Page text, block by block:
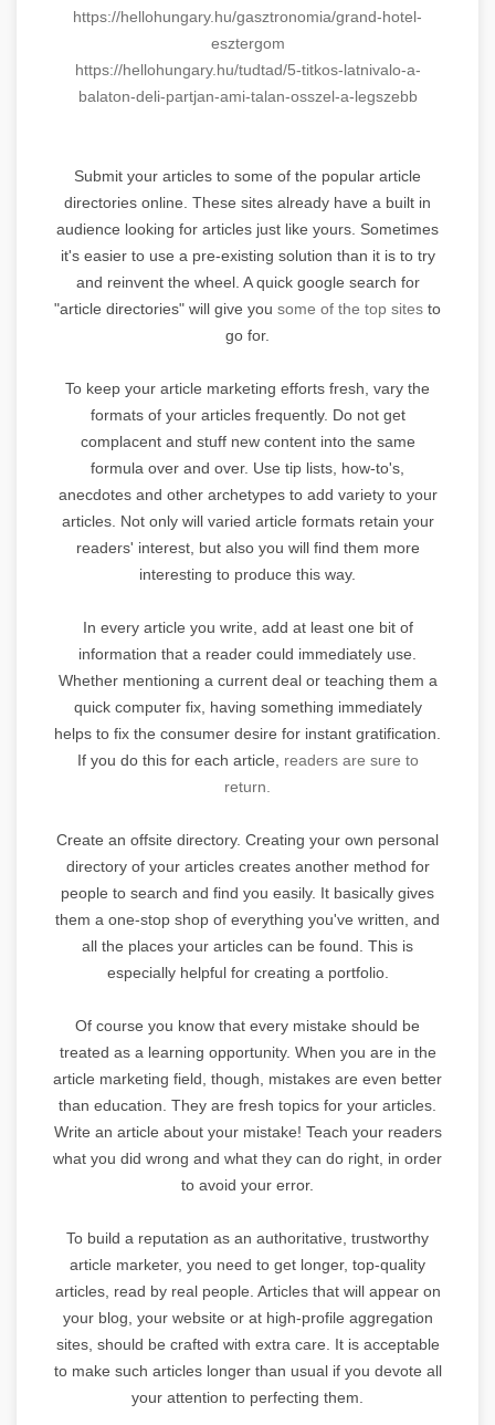
https://hellohungary.hu/gasztronomia/grand-hotel-
esztergom
https://hellohungary.hu/tudtad/5-titkos-latnivalo-a-
balaton-deli-partjan-ami-talan-osszel-a-legszebb
Submit your articles to some of the popular article
directories online. These sites already have a built in
audience looking for articles just like yours. Sometimes
it's easier to use a pre-existing solution than it is to try
and reinvent the wheel. A quick google search for
"article directories" will give you some of the top sites to
go for.
To keep your article marketing efforts fresh, vary the
formats of your articles frequently. Do not get
complacent and stuff new content into the same
formula over and over. Use tip lists, how-to's,
anecdotes and other archetypes to add variety to your
articles. Not only will varied article formats retain your
readers' interest, but also you will find them more
interesting to produce this way.
In every article you write, add at least one bit of
information that a reader could immediately use.
Whether mentioning a current deal or teaching them a
quick computer fix, having something immediately
helps to fix the consumer desire for instant gratification.
If you do this for each article, readers are sure to
return.
Create an offsite directory. Creating your own personal
directory of your articles creates another method for
people to search and find you easily. It basically gives
them a one-stop shop of everything you've written, and
all the places your articles can be found. This is
especially helpful for creating a portfolio.
Of course you know that every mistake should be
treated as a learning opportunity. When you are in the
article marketing field, though, mistakes are even better
than education. They are fresh topics for your articles.
Write an article about your mistake! Teach your readers
what you did wrong and what they can do right, in order
to avoid your error.
To build a reputation as an authoritative, trustworthy
article marketer, you need to get longer, top-quality
articles, read by real people. Articles that will appear on
your blog, your website or at high-profile aggregation
sites, should be crafted with extra care. It is acceptable
to make such articles longer than usual if you devote all
your attention to perfecting them.